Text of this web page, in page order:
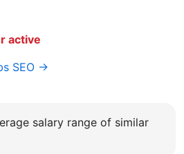
active
SEO →
salary range of similar